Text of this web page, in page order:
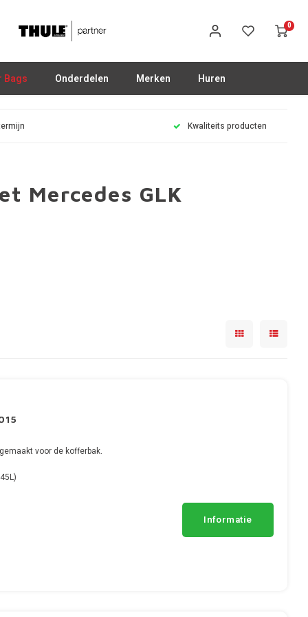
0
Bags Onderdelen Merken Huren
Kwaliteits producten
Mercedes GLK
voor de kofferbak.
Informatie